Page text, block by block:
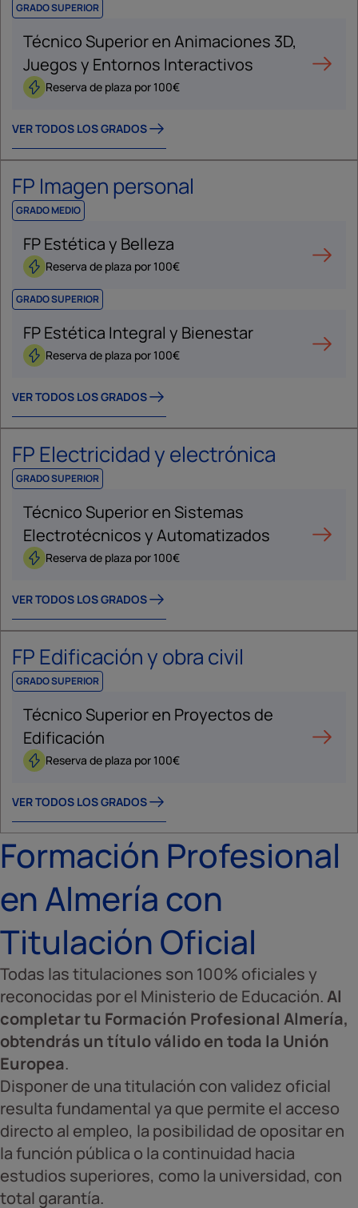
GRADO SUPERIOR
Técnico Superior en Animaciones 3D,
Juegos y Entornos Interactivos
Reserva de plaza por 100€
VER TODOS LOS GRADOS
FP Imagen personal
GRADO MEDIO
FP Estética y Belleza
Reserva de plaza por 100€
GRADO SUPERIOR
FP Estética Integral y Bienestar
Reserva de plaza por 100€
VER TODOS LOS GRADOS
FP Electricidad y electrónica
GRADO SUPERIOR
Técnico Superior en Sistemas
Electrotécnicos y Automatizados
Reserva de plaza por 100€
VER TODOS LOS GRADOS
FP Edificación y obra civil
GRADO SUPERIOR
Técnico Superior en Proyectos de
Edificación
Reserva de plaza por 100€
VER TODOS LOS GRADOS
Formación Profesional
en Almería con
Titulación Oficial
Todas las titulaciones son 100% oficiales y
reconocidas por el Ministerio de Educación.Al
completar tu Formación Profesional Almería,
obtendrás un título válido en toda la Unión
Europea.
Disponer de una titulación con validez oficial
resulta fundamental ya que permite el acceso
directo al empleo, la posibilidad de opositar en
la función pública o la continuidad hacia
estudios superiores, como la universidad, con
total garantía.